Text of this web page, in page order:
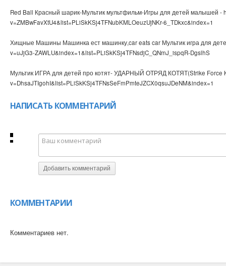
Red Ball Красный шарик-Мультик мультфильм-Игры для детей малышей -
v=ZMBwFavXtU4&list=PLiSkKSj4TFNubKMLOeuzUjNKr-6_TDkxc&index=1
Хищные Машины Машинка ест машинку,car eats car Мультик игра для
v=uJjG3-ZAWLU&index=1&list=PLiSkKSj4TFNsdjC_QNmJ_ispqR-DgslhS
Мультик ИГРА для детей про котят- УДАРНЫЙ ОТРЯД КОТЯТ(Strike Force
v=DhsaJTIgohI&list=PLiSkKSj4TFNsSeFmPmteJZCX0qsuJDeNM&index=1
НАПИСАТЬ КОММЕНТАРИЙ
Добавить комментарий
КОММЕНТАРИИ
Комментариев нет.